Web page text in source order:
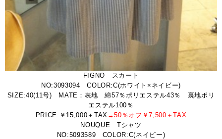
FIGNO スカート
NO:3093094 COLOR:C(ホワイト×ネイビー)
SIZE:40(11号) MATE：表地 綿57％ポリエステル43％ 裏地ポリ
エステル100％
PRICE:￥15,000＋TAX →50％オフ￥7,500＋TAX
NOUQUE Tシャツ
NO:5093589 COLOR:C(ネイビー)